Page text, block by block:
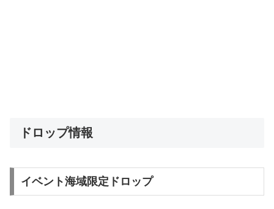
ドロップ情報
イベント海域限定ドロップ